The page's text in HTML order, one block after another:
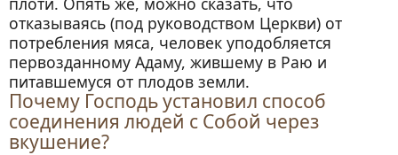
отказываясь (под руководством Церкви) от
потребления мяса, человек уподобляется
первозданному Адаму, жившему в Раю и
питавшемуся от плодов земли.
Почему Господь установил способ
соединения людей с Собой через
вкушение?